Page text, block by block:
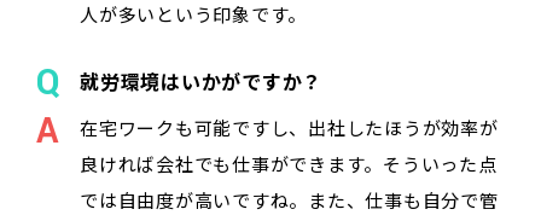
人が多いという印象です。
就労環境はいかがですか？
在宅ワークも可能ですし、出社したほうが効率が
良ければ会社でも仕事ができます。そういった点
では自由度が高いですね。また、仕事も自分で管